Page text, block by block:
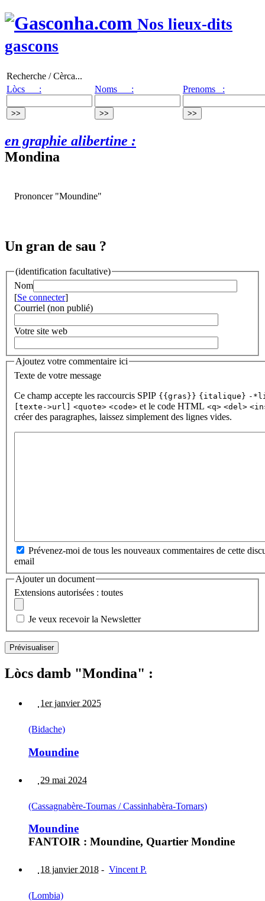
Nos lieux-dits
gascons
Recherche / Cèrca...
Lòcs :
Noms : Prenoms :
en graphie alibertine :
Mondina
Prononcer "Moundine"
Un gran de sau ?
(identification facultative)
Nom
[Se connecter]
Courriel (non publié)
Votre site web
Ajoutez votre commentaire ici
Texte de votre message
Ce champ accepte les raccourcis SPIP {{gras}} {italique} -
[texte->url] <quote> <code> et le code HTML <q> <del>
créer des paragraphes, laissez simplement des lignes vides.
Prévenez-moi de tous les nouveaux commentaires de cette
email
Ajouter un document
Extensions autorisées : toutes
Je veux recevoir la Newsletter
Lòcs damb "Mondina" :
1er janvier 2025
(Bidache)
Moundine
29 mai 2024
(Cassagnabère-Tournas / Cassinhabèra-Tornars)
Moundine
FANTOIR : Moundine, Quartier Mondine
18 janvier 2018 - Vincent P.
(Lombia)